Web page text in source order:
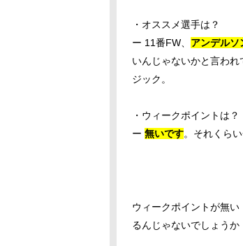
・オススメ選手は？
ー 11番FW、 アンデルソ
いんじゃないかと言わ
ジック。
・ウィークポイントは？
ー 無いです。それくら
ウィークポイントが無
るんじゃないでしょうか